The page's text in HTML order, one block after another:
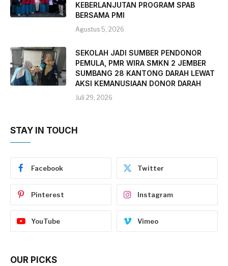
KEBERLANJUTAN PROGRAM SPAB
BERSAMA PMI
Agustus 5, 2026
SEKOLAH JADI SUMBER PENDONOR
PEMULA, PMR WIRA SMKN 2 JEMBER
SUMBANG 28 KANTONG DARAH LEWAT
AKSI KEMANUSIAAN DONOR DARAH
Juli 29, 2026
STAY IN TOUCH
Facebook Twitter
Pinterest Instagram
YouTube Vimeo
OUR PICKS